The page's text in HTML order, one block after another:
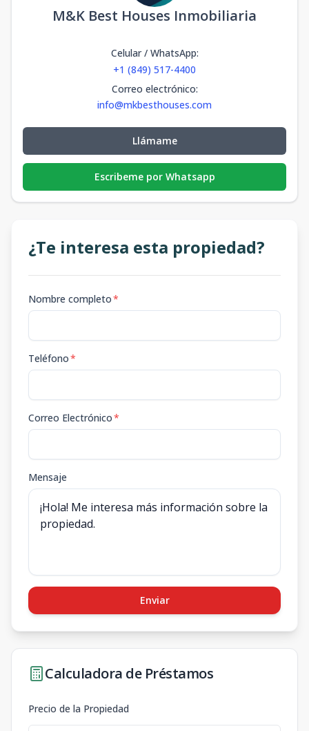
M&K Best Houses Inmobiliaria
Celular / WhatsApp:
+1 (849) 517-4400
Correo electrónico:
info@mkbesthouses.com
Llámame
Escribeme por Whatsapp
¿Te interesa esta propiedad?
Nombre completo*
Teléfono*
Correo Electrónico*
Mensaje
Enviar
Calculadora de Préstamos
Precio de la Propiedad